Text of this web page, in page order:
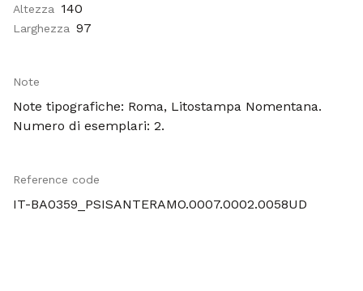
Altezza 140
Larghezza 97
Note
Note tipografiche: Roma, Litostampa Nomentana.
Numero di esemplari: 2.
Reference code
IT-BA0359_PSISANTERAMO.0007.0002.0058UD